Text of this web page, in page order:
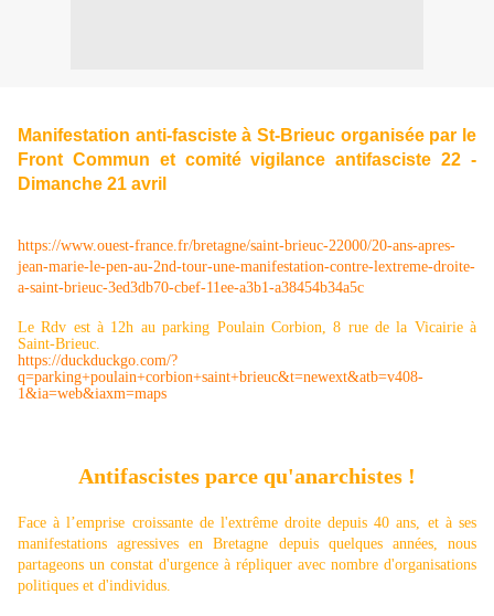
Manifestation anti-fasciste à St-Brieuc organisée par le
Front Commun et comité vigilance antifasciste 22 -
Dimanche 21 avril
https://www.ouest-france.fr/bretagne/saint-brieuc-22000/20-ans-apres-
jean-marie-le-pen-au-2nd-tour-une-manifestation-contre-lextreme-droite-
a-saint-brieuc-3ed3db70-cbef-11ee-a3b1-a38454b34a5c
Le Rdv est à 12h au parking Poulain Corbion, 8 rue de la Vicairie à
Saint-Brieuc.
https://duckduckgo.com/?
q=parking+poulain+corbion+saint+brieuc&t=newext&atb=v408-
1&ia=web&iaxm=maps
Antifascistes parce qu'anarchistes !
Face à l’emprise croissante de l'extrême droite depuis 40 ans, et à ses
manifestations agressives en Bretagne depuis quelques années, nous
partageons un constat d'urgence à répliquer avec nombre d'organisations
politiques et d'individus.